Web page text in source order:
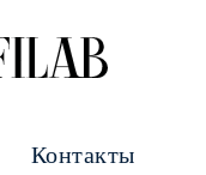
Контакты